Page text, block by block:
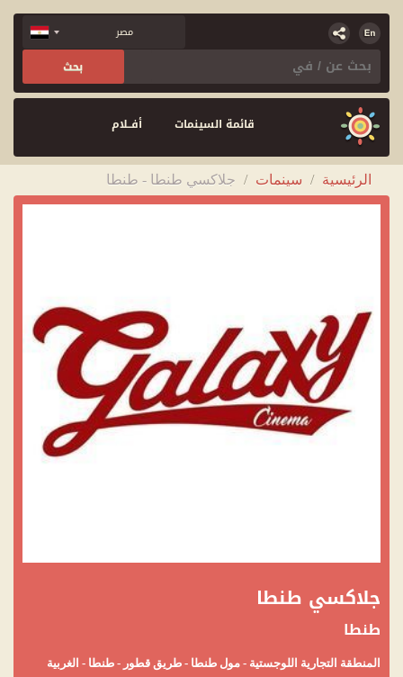
قائمة السينمات أفــلام
الرئيسية / سينمات / جلاكسي طنطا - طنطا
جلاكسي طنطا
طنطا
المنطقة التجارية اللوجستية - مول طنطا - طريق قطور - طنطا - الغربية